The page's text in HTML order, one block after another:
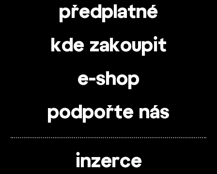
předplatné
kde zakoupit
e-shop
podpořte nás
inzerce